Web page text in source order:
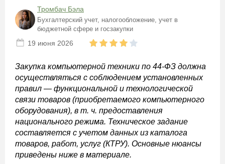
Тромбач Бэла
Бухгалтерский учет, налогообложение, учет в
бюджетной сфере и госзакупки
19 июня 2026
Закупка компьютерной техники по 44-ФЗ должна
осуществляться с соблюдением установленных
правил — функциональной и технологической
связи товаров (приобретаемого компьютерного
оборудования), в т. ч. предоставления
национального режима. Техническое задание
составляется с учетом данных из каталога
товаров, работ, услуг (КТРУ). Основные нюансы
приведены ниже в материале.